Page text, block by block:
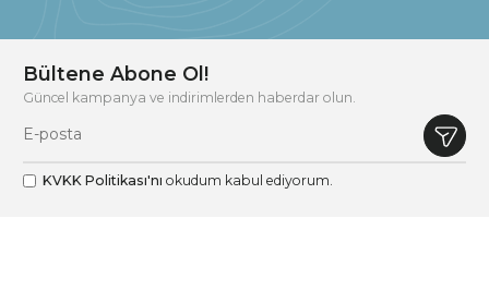
Bültene Abone Ol!
Güncel kampanya ve indirimlerden haberdar olun.
KVKK Politikası'nı okudum kabul ediyorum.